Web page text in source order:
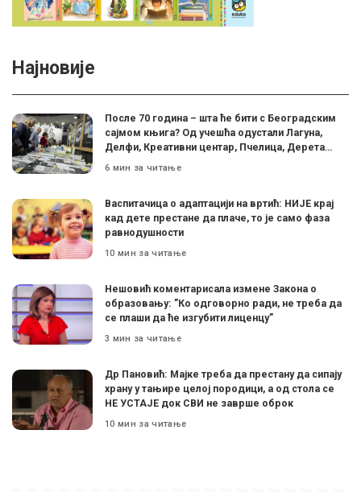
Најновије
После 70 година – шта ће бити с Београдским
сајмом књига? Од учешћа одустали Лагуна,
Делфи, Креативни центар, Пчелица, Дерета…
6 мин за читање
Васпитачица о адаптацији на вртић: НИЈЕ крај
кад дете престане да плаче, то је само фаза
равнодушности
10 мин за читање
Нешовић коментарисала измене Закона о
образовању: ”Ко одговорно ради, не треба да
се плаши да ће изгубити лиценцу”
3 мин за читање
Др Пановић: Мајке треба да престану да сипају
храну у тањире целој породици, а од стола се
НЕ УСТАЈЕ док СВИ не заврше оброк
10 мин за читање